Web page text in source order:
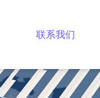
联系我们